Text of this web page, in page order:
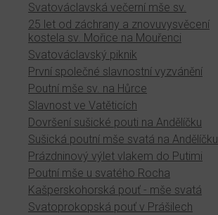
Svatováclavská večerní mše sv.
25 let od záchrany a znovuvysvěcení
kostela sv. Mořice na Mouřenci
Svatováclavský piknik
První společné slavnostní vyzvánění
Poutní mše sv. na Hůrce
Slavnost ve Vatěticích
Dovršení sušické pouti na Andělíčku
Sušická poutní mše svatá na Andělíčku
Prázdninový výlet vlakem do Putimi
Poutní mše u svatého Rocha
Kašperskohorská pouť - mše svatá
Svatoprokopská pouť v Prášilech